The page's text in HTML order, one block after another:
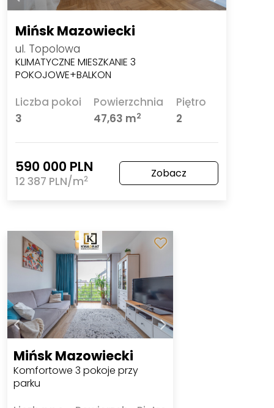
Mińsk Mazowiecki
ul. Topolowa
KLIMATYCZNE MIESZKANIE 3
POKOJOWE+BALKON
Liczba pokoi
3
Powierzchnia
47,63 m2
Piętro
2
590 000 PLN
12 387 PLN/m2 Zobacz
Mińsk Mazowiecki
Komfortowe 3 pokoje przy
parku